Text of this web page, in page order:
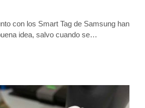
con los Smart Tag de Samsung han
idea, salvo cuando se…